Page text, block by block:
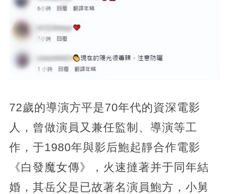
72歲的導演方平是70年代的資深電影
人，曾做演員又兼任監制、導演等工
作，于1980年與影后鮑起靜合作電影
《白發魔女傳》，火速撻著并于同年結
婚，其岳父是已故著名演員鮑方，小舅